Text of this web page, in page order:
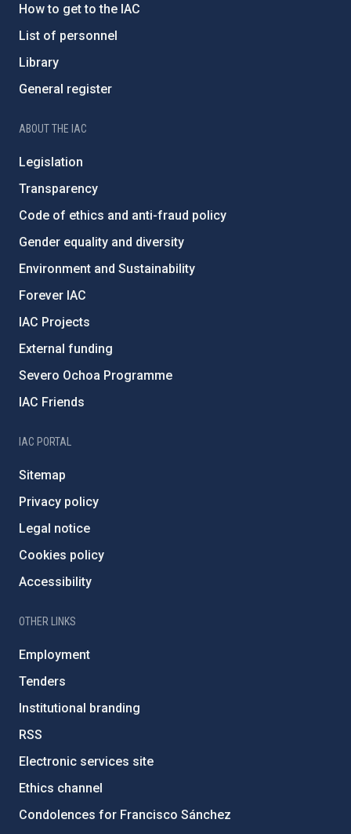
How to get to the IAC
List of personnel
Library
General register
ABOUT THE IAC
Legislation
Transparency
Code of ethics and anti-fraud policy
Gender equality and diversity
Environment and Sustainability
Forever IAC
IAC Projects
External funding
Severo Ochoa Programme
IAC Friends
IAC PORTAL
Sitemap
Privacy policy
Legal notice
Cookies policy
Accessibility
OTHER LINKS
Employment
Tenders
Institutional branding
RSS
Electronic services site
Ethics channel
Condolences for Francisco Sánchez